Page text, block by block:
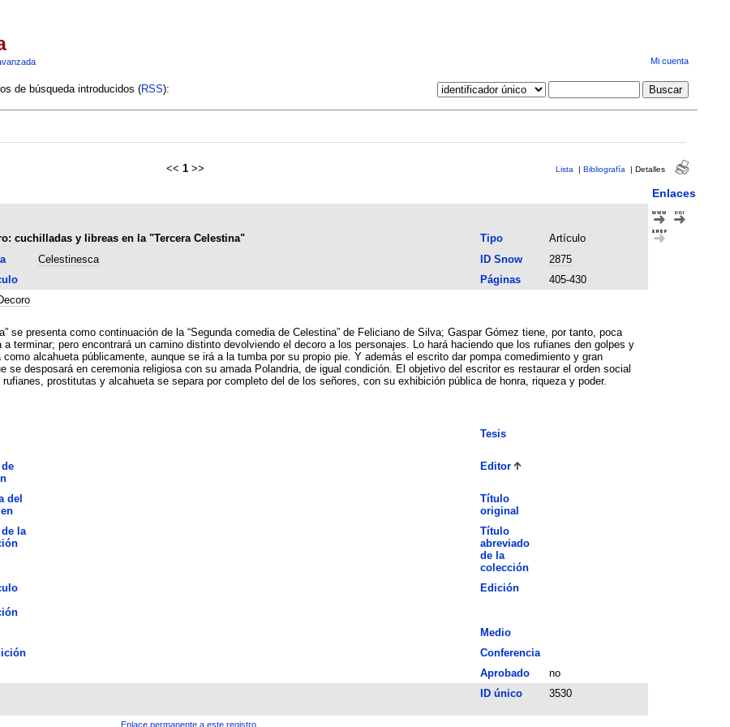
Mi cuenta
de búsqueda introducidos (RSS):
<< 1 >> Lista | Bibliografía | Detalles
Enlaces
cuchilladas y libreas en la "Tercera Celestina" Tipo
Artículo
Celestinesca ID Snow
2875
Páginas
405-430
se presenta como continuación de la “Segunda comedia de Celestina” de Feliciano de Silva; Gaspar Gómez tiene, por tanto, poca
terminar; pero encontrará un camino distinto devolviendo el decoro a los personajes. Lo hará haciendo que los rufianes den golpes y
públicamente, aunque se irá a la tumba por su propio pie. Y además el escrito dar pompa comedimiento y gran
se desposará en ceremonia religiosa con su amada Polandria, de igual condición. El objetivo del escritor es restaurar el orden social
prostitutas y alcahueta se separa por completo del de los señores, con su exhibición pública de honra, riqueza y poder.
Tesis
Editor
del
Título
original
la
Título
abreviado
de la
colección
Edición
Medio
Conferencia
Aprobado
no
ID único 3530
Enlace permanente a este registro